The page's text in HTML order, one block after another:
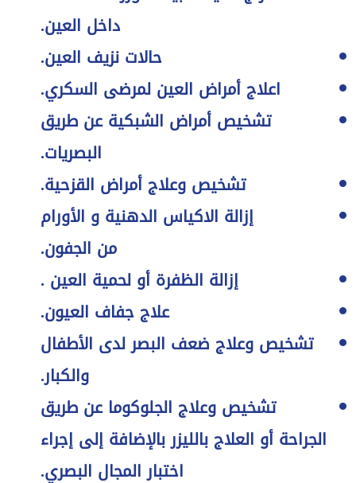
داخل العين.
حالات نزيف العين.
اعلاج أمراض العين لمرضى السكري.
تشخيص أمراض الشبكية عن طريق
البصريات.
تشخيص وعلاج أمراض القزحية.
إزالة الاكياس الدهنية و الأورام
من الجفون.
إزالة الظفرة أو لحمية العين .
علاج جفاف العيون.
تشخيص وعلاج ضعف البصر لدى الأطفال
والكبار.
تشخيص وعلاج الجلوكوما عن طريق
الجراحة أو العلاج بالليزر بالإضافة إلى إجراء
اختبار المجال البصري.